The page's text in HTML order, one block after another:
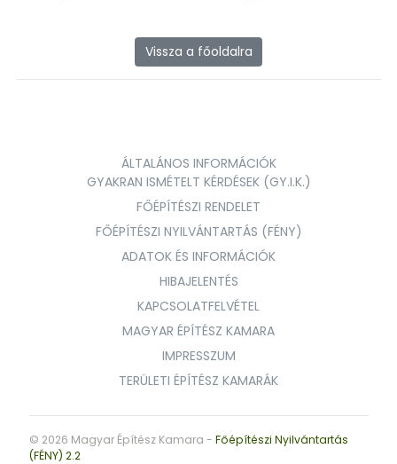
Vissza a főoldalra
ÁLTALÁNOS INFORMÁCIÓK
GYAKRAN ISMÉTELT KÉRDÉSEK (GY.I.K.)
FŐÉPÍTÉSZI RENDELET
FŐÉPÍTÉSZI NYILVÁNTARTÁS (FÉNY)
ADATOK ÉS INFORMÁCIÓK
HIBAJELENTÉS
KAPCSOLATFELVÉTEL
MAGYAR ÉPÍTÉSZ KAMARA
IMPRESSZUM
TERÜLETI ÉPÍTÉSZ KAMARÁK
© 2026 Magyar Építész Kamara - Főépítészi Nyilvántartás
(FÉNY) 2.2